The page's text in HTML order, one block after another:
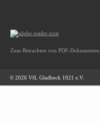
Zum Betrachten von PDF-
© 2026 VfL Gladbeck 1921 e.V.